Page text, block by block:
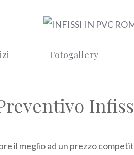
Fotogallery
il meglio ad un prezzo